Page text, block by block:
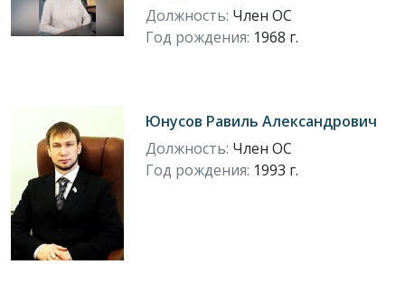
Должность: Член ОС
Год рождения: 1968 г.
Юнусов Равиль Александрович
Должность: Член ОС
Год рождения: 1993 г.